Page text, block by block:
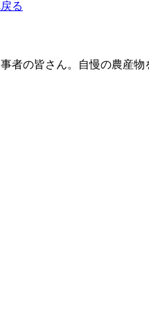
る
者の皆さん。自慢の農産